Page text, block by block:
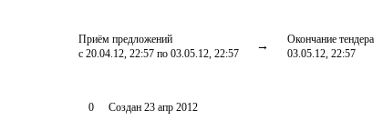
Приём предложений
с 20.04.12, 22:57 по 03.05.12, 22:57
Окончание тендера
03.05.12, 22:57
0 Создан 23 апр 2012